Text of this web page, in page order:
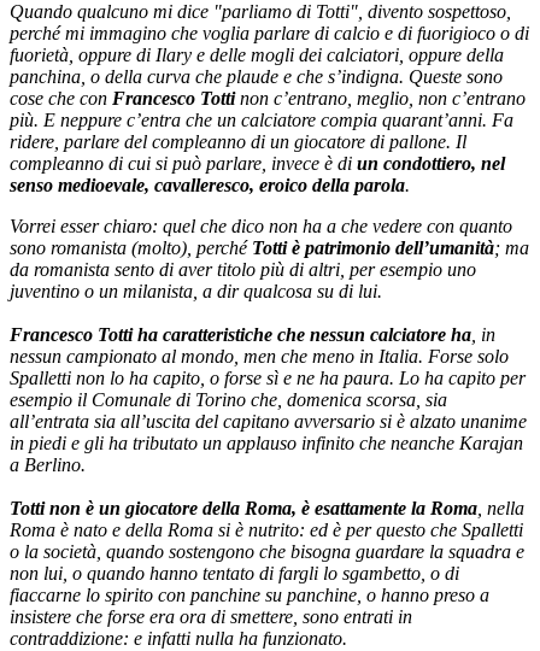
Quando qualcuno mi dice "parliamo di Totti", divento sospettoso,
perché mi immagino che voglia parlare di calcio e di fuorigioco o di
fuorietà, oppure di Ilary e delle mogli dei calciatori, oppure della
panchina, o della curva che plaude e che s’indigna. Queste sono
cose che con Francesco Tottinon c’entrano, meglio, non c’entrano
più. E neppure c’entra che un calciatore compia quarant’anni. Fa
ridere, parlare del compleanno di un giocatore di pallone. Il
compleanno di cui si può parlare, invece è di un condottiero, nel
senso medioevale, cavalleresco, eroico della parola.
Vorrei esser chiaro: quel che dico non ha a che vedere con quanto
sono romanista (molto), perché Totti è patrimonio dell’umanità; ma
da romanista sento di aver titolo più di altri, per esempio uno
juventino o un milanista, a dir qualcosa su di lui.
Francesco Totti ha caratteristiche che nessun calciatore ha , in
nessun campionato al mondo, men che meno in Italia. Forse solo
Spalletti non lo ha capito, o forse sì e ne ha paura. Lo ha capito per
esempio il Comunale di Torino che, domenica scorsa, sia
all’entrata sia all’uscita del capitano avversario si è alzato unanime
in piedi e gli ha tributato un applauso infinito che neanche Karajan
a Berlino.
Totti non è un giocatore della Roma, è esattamente la Roma , nella
Roma è nato e della Roma si è nutrito: ed è per questo che Spalletti
o la società, quando sostengono che bisogna guardare la squadra e
non lui, o quando hanno tentato di fargli lo sgambetto, o di
fiaccarne lo spirito con panchine su panchine, o hanno preso a
insistere che forse era ora di smettere, sono entrati in
contraddizione: e infatti nulla ha funzionato.